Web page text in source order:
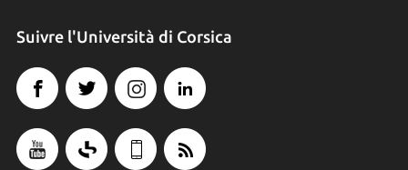
Suivre l'Università di Corsica